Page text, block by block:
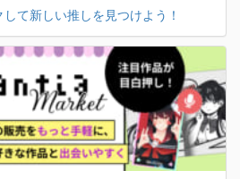
て新しい推しを見つけよう！